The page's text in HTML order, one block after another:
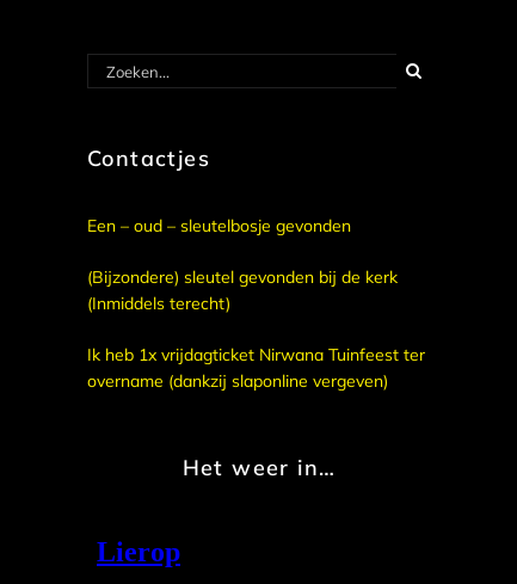
Zoeken
naar:
Contactjes
Een – oud – sleutelbosje gevonden
(Bijzondere) sleutel gevonden bij de kerk
(Inmiddels terecht)
Ik heb 1x vrijdagticket Nirwana Tuinfeest ter
overname (dankzij slaponline vergeven)
Het weer in…